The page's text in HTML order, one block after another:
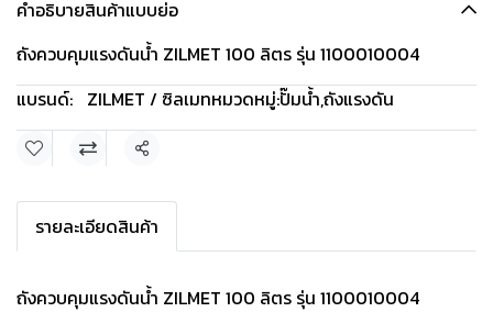
คำอธิบายสินค้าแบบย่อ
ถังควบคุมแรงดันน้ำ ZILMET 100 ลิตร รุ่น 1100010004
แบรนด์: ZILMET / ซิลเมทหมวดหมู่:ปั๊มน้ำ,ถังแรงดัน
แชร์
รายละเอียดสินค้า
ถังควบคุมแรงดันน้ำ ZILMET 100 ลิตร รุ่น 1100010004